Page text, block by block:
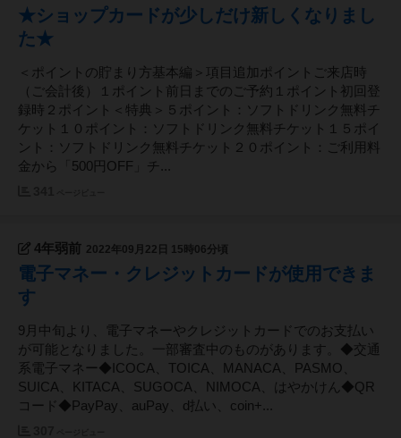
★ショップカードが少しだけ新しくなりまし
た★
＜ポイントの貯まり方基本編＞項目追加ポイントご来店時
（ご会計後）１ポイント前日までのご予約１ポイント初回登
録時２ポイント＜特典＞５ポイント：ソフトドリンク無料チ
ケット１０ポイント：ソフトドリンク無料チケット１５ポイ
ント：ソフトドリンク無料チケット２０ポイント：ご利用料
金から「500円OFF」チ...
4年弱前 2022年09月22日 15時06分頃
電子マネー・クレジットカードが使用できま
す
9月中旬より、電子マネーやクレジットカードでのお支払い
が可能となりました。一部審査中のものがあります。◆交通
系電子マネー◆ICOCA、TOICA、MANACA、PASMO、
SUICA、KITACA、SUGOCA、NIMOCA、はやかけん◆QR
コード◆PayPay、auPay、d払い、coin+...